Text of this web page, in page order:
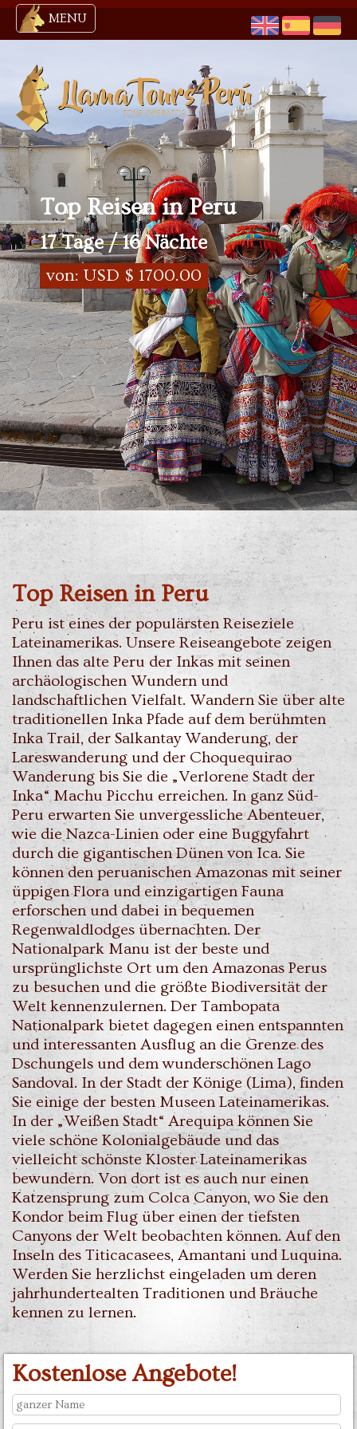
MENU
Top Reisen in Peru
17 Tage / 16 Nächte
von: USD $ 1700.00
Top Reisen in Peru
Peru ist eines der populärsten Reiseziele
Lateinamerikas. Unsere Reiseangebote zeigen
Ihnen das alte Peru der Inkas mit seinen
archäologischen Wundern und
landschaftlichen Vielfalt. Wandern Sie über alte
traditionellen Inka Pfade auf dem berühmten
Inka Trail, der Salkantay Wanderung, der
Lareswanderung und der Choquequirao
Wanderung bis Sie die „Verlorene Stadt der
Inka“ Machu Picchu erreichen. In ganz Süd-
Peru erwarten Sie unvergessliche Abenteuer,
wie die Nazca-Linien oder eine Buggyfahrt
durch die gigantischen Dünen von Ica. Sie
können den peruanischen Amazonas mit seiner
üppigen Flora und einzigartigen Fauna
erforschen und dabei in bequemen
Regenwaldlodges übernachten. Der
Nationalpark Manu ist der beste und
ursprünglichste Ort um den Amazonas Perus
zu besuchen und die größte Biodiversität der
Welt kennenzulernen. Der Tambopata
Nationalpark bietet dagegen einen entspannten
und interessanten Ausflug an die Grenze des
Dschungels und dem wunderschönen Lago
Sandoval. In der Stadt der Könige (Lima), finden
Sie einige der besten Museen Lateinamerikas.
In der „Weißen Stadt“ Arequipa können Sie
viele schöne Kolonialgebäude und das
vielleicht schönste Kloster Lateinamerikas
bewundern. Von dort ist es auch nur einen
Katzensprung zum Colca Canyon, wo Sie den
Kondor beim Flug über einen der tiefsten
Canyons der Welt beobachten können. Auf den
Inseln des Titicacasees, Amantani und Luquina.
Werden Sie herzlichst eingeladen um deren
jahrhundertealten Traditionen und Bräuche
kennen zu lernen.
Kostenlose Angebote!